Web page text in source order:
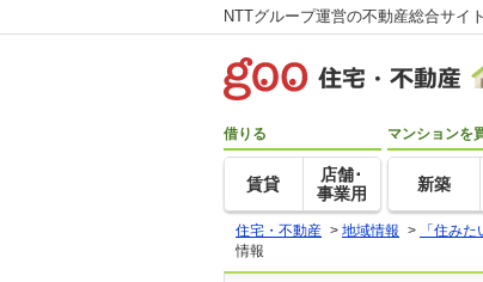
NTTグループ運営の不動産総合サイ
借りる
賃貸
店舗･
事業用
マンションを
新築
住宅・不動産 > 地域情報 > 「住み
情報